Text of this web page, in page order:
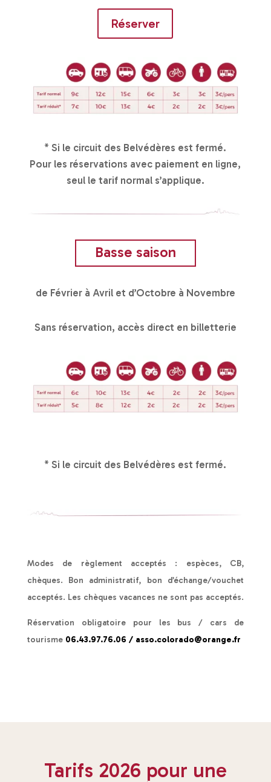
Réserver
* Si le circuit des Belvédères est fermé.
Pour les réservations avec paiement en ligne,
seul le tarif normal s’applique.
Basse saison
de Février à Avril et d’Octobre à Novembre
Sans réservation, accès direct en billetterie
* Si le circuit des Belvédères est fermé.
Modes de règlement acceptés : espèces, CB,
chèques. Bon administratif, bon d’échange/vouchet
acceptés. Les chèques vacances ne sont pas acceptés.
Réservation obligatoire pour les bus / cars de
tourisme 06.43.97.76.06 / asso.colorado@orange.fr
Tarifs 2026 pour une